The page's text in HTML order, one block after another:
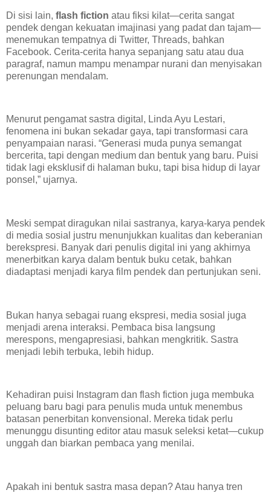
Di sisi lain, flash fiction atau fiksi kilat—cerita sangat
pendek dengan kekuatan imajinasi yang padat dan tajam—
menemukan tempatnya di Twitter, Threads, bahkan
Facebook. Cerita-cerita hanya sepanjang satu atau dua
paragraf, namun mampu menampar nurani dan menyisakan
perenungan mendalam.
Menurut pengamat sastra digital, Linda Ayu Lestari,
fenomena ini bukan sekadar gaya, tapi transformasi cara
penyampaian narasi. “Generasi muda punya semangat
bercerita, tapi dengan medium dan bentuk yang baru. Puisi
tidak lagi eksklusif di halaman buku, tapi bisa hidup di layar
ponsel,” ujarnya.
Meski sempat diragukan nilai sastranya, karya-karya pendek
di media sosial justru menunjukkan kualitas dan keberanian
berekspresi. Banyak dari penulis digital ini yang akhirnya
menerbitkan karya dalam bentuk buku cetak, bahkan
diadaptasi menjadi karya film pendek dan pertunjukan seni.
Bukan hanya sebagai ruang ekspresi, media sosial juga
menjadi arena interaksi. Pembaca bisa langsung
merespons, mengapresiasi, bahkan mengkritik. Sastra
menjadi lebih terbuka, lebih hidup.
Kehadiran puisi Instagram dan flash fiction juga membuka
peluang baru bagi para penulis muda untuk menembus
batasan penerbitan konvensional. Mereka tidak perlu
menunggu disunting editor atau masuk seleksi ketat—cukup
unggah dan biarkan pembaca yang menilai.
Apakah ini bentuk sastra masa depan? Atau hanya tren